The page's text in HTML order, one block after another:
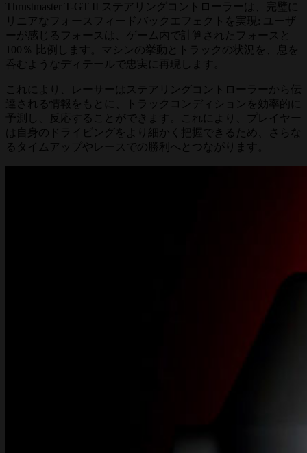
Thrustmaster T-GT II ステアリングコントローラーは、完璧に
リニアなフォースフィードバックエフェクトを実現: ユーザ
ーが感じるフォースは、ゲーム内で計算されたフォースと
100％ 比例します。マシンの挙動とトラックの状況を、息を
呑むようなディテールで忠実に再現します。
これにより、レーサーはステアリングコントローラーから伝
達される情報をもとに、トラックコンディションを効率的に
予測し、反応することができます。これにより、プレイヤー
は自身のドライビングをより細かく把握できるため、さらな
るタイムアップやレースでの勝利へとつながります。